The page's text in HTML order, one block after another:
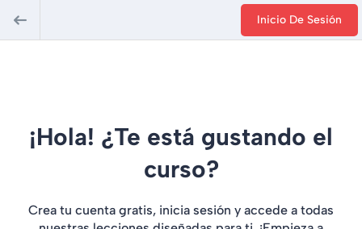
Inicio De Sesión
¡Hola! ¿Te está gustando el
curso?
Crea tu cuenta gratis, inicia sesión y accede a todas